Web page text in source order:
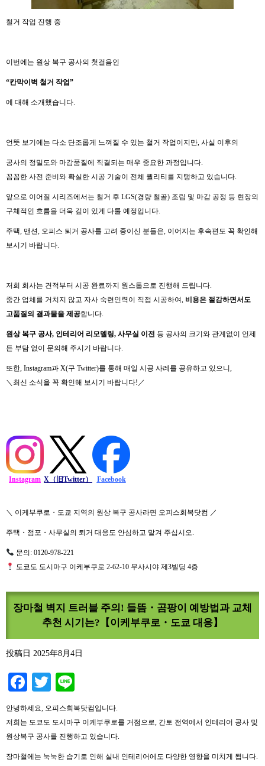
철거 작업 진행 중
이번에는 원상 복구 공사의 첫걸음인
“칸막이벽 철거 작업”
에 대해 소개했습니다.
언뜻 보기에는 다소 단조롭게 느껴질 수 있는 철거 작업이지만, 사실 이후의
공사의 정밀도와 마감품질에 직결되는 매우 중요한 과정입니다.
꼼꼼한 사전 준비와 확실한 시공 기술이 전체 퀄리티를 지탱하고 있습니다.
앞으로 이어질 시리즈에서는 철거 후 LGS(경량 철골) 조립 및 마감 공정 등 현장의
구체적인 흐름을 더욱 깊이 있게 다룰 예정입니다.
주택, 맨션, 오피스 퇴거 공사를 고려 중이신 분들은, 이어지는 후속편도 꼭 확인해
보시기 바랍니다.
저희 회사는 견적부터 시공 완료까지 원스톱으로 진행해 드립니다.
중간 업체를 거치지 않고 자사 숙련인력이 직접 시공하여, 비용은 절감하면서도
고품질의 결과물을 제공합니다.
원상 복구 공사, 인테리어 리모델링, 사무실 이전 등 공사의 크기와 관계없이 언제
든 부담 없이 문의해 주시기 바랍니다.
또한, Instagram과 X(구 Twitter)를 통해 매일 시공 사례를 공유하고 있으니,
＼최신 소식을 꼭 확인해 보시기 바랍니다!／
Instagram X（旧Twitter） Facebook
＼ 이케부쿠로・도쿄 지역의 원상 복구 공사라면 오피스회복닷컴 ／
주택・점포・사무실의 퇴거 대응도 안심하고 맡겨 주십시오.
문의: 0120-978-221
도쿄도 도시마구 이케부쿠로 2-62-10 무사시야 제3빌딩 4층
장마철 벽지 트러블 주의! 들뜸・곰팡이 예방법과 교체
추천 시기는?【이케부쿠로・도쿄 대응】
投稿日 2025年8月4日
Facebook
Twitter
안녕하세요, 오피스회복닷컴입니다.
저희는 도쿄도 도시마구 이케부쿠로를 거점으로, 간토 전역에서 인테리어 공사 및
원상복구 공사를 진행하고 있습니다.
장마철에는 눅눅한 습기로 인해 실내 인테리어에도 다양한 영향을 미치게 됩니다.